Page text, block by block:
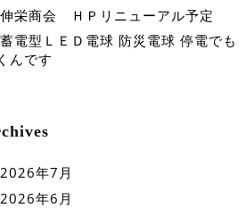
伸栄商会 ＨＰリニューアル予定
蓄電型ＬＥＤ電球 防災電球 停電でも
んです
2026年7月
2026年6月